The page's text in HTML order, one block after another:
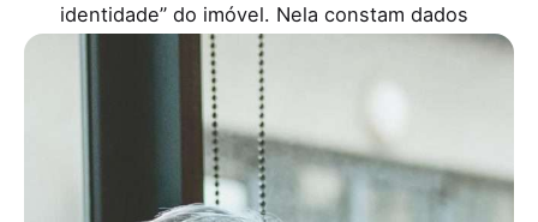
identidade” do imóvel. Nela constam dados
fundamentais como a localização
(freguesia, concelho e distrito), área total e
coberta, tipo de prédio (urbano, rústico ou
misto), identificação dos proprietários, valor
patrimonial tributário (VPT) e artigo matricial
e inscrição na matriz.